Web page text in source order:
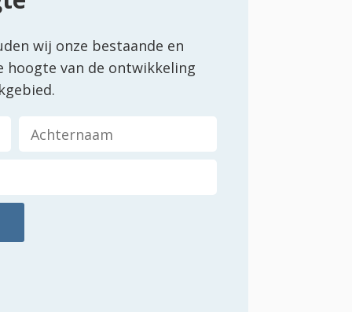
wij onze bestaande en
van de ontwikkeling